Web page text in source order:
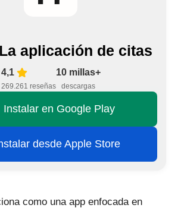
aplicación de citas
4,1
269.261 reseñas
10 millas+
descargas
Instalar en Google Play
desde Apple Store
como una app enfocada en